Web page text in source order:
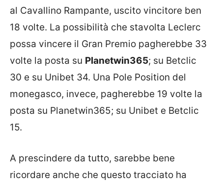
al Cavallino Rampante, uscito vincitore ben
18 volte. La possibilità che stavolta Leclerc
possa vincere il Gran Premio pagherebbe 33
volte la posta su Planetwin365; su Betclic
30 e su Unibet 34. Una Pole Position del
monegasco, invece, pagherebbe 19 volte la
posta su Planetwin365; su Unibet e Betclic
15.
A prescindere da tutto, sarebbe bene
ricordare anche che questo tracciato ha